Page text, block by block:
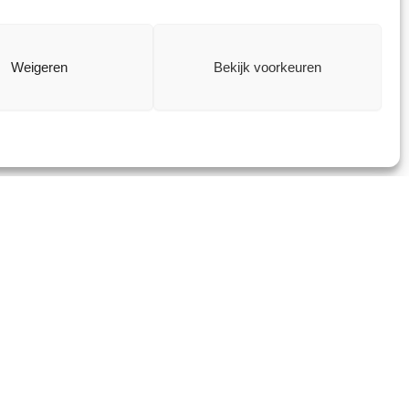
Weigeren Bekijk voorkeuren
staat een